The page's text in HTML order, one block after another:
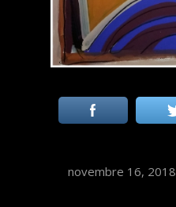
novembre 16, 2018